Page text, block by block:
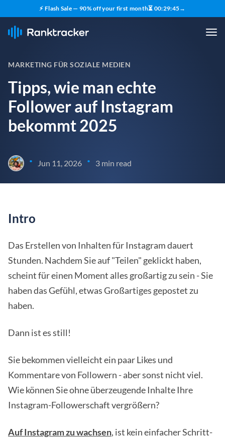
⚡ Flash Sale — 90% off your first month⏳ 00:29:44→
MARKETING FÜR SOZIALE MEDIEN
Tipps, wie man echte
Follower auf Instagram
bekommt 2025
• Jun 11, 2026 • 3 min read
Intro
Das Erstellen von Inhalten für Instagram dauert
Stunden. Nachdem Sie auf "Teilen" geklickt haben,
scheint für einen Moment alles großartig zu sein - Sie
haben das Gefühl, etwas Großartiges gepostet zu
haben.
Dann ist es still!
Sie bekommen vielleicht ein paar Likes und
Kommentare von Followern - aber sonst nicht viel.
Wie können Sie ohne überzeugende Inhalte Ihre
Instagram-Followerschaft vergrößern?
Auf Instagram zu wachsen, ist kein einfacher Schritt-